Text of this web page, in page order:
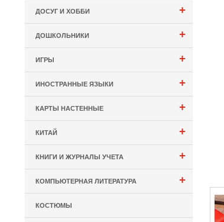
+
ДОСУГ И ХОББИ
+
ДОШКОЛЬНИКИ
+
ИГРЫ
+
ИНОСТРАННЫЕ ЯЗЫКИ
+
КАРТЫ НАСТЕННЫЕ
+
КИТАЙ
+
КНИГИ И ЖУРНАЛЫ УЧЕТА
+
КОМПЬЮТЕРНАЯ ЛИТЕРАТУРА
КОСТЮМЫ